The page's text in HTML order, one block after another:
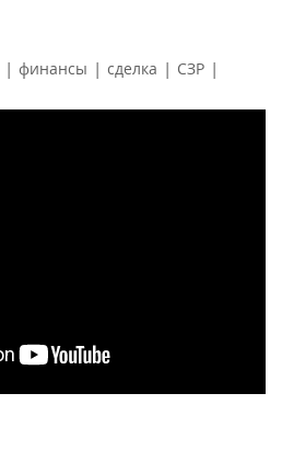
| финансы | сделка | СЗР |